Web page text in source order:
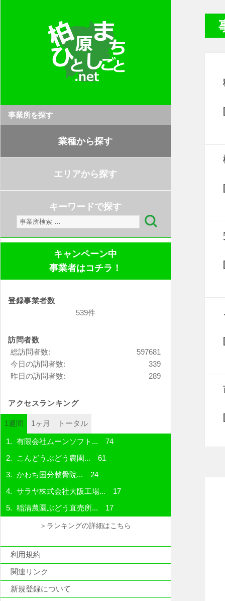
事業所を探す
業種から探す
エリアから探す
キーワードで探す
検
索:
キャンペーン中
事業者はコチラ！
登録事業者数
539件
訪問者数
597681
総訪問者数:
339
今日の訪問者数:
289
昨日の訪問者数:
アクセスランキング
1週間 1ヶ月 トータル
有限会社ムーンソフト... 74
こんどうぶどう農園... 61
かわち国分整骨院... 24
サラヤ株式会社大阪工場... 17
稲清農園ぶどう直売所... 17
＞ランキングの詳細はこちら
利用規約
関連リンク
新規登録について